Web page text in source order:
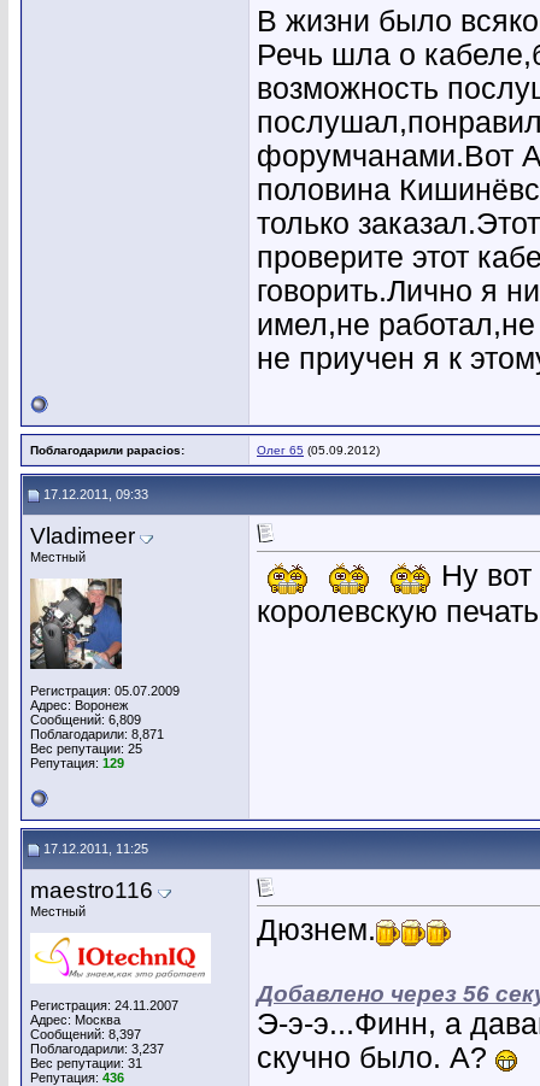
В жизни было
Речь шла о
возможность
форумчанами.Вот
половина
только
проверите этот
говорить.Лично я
имел,не
не приучен я к
Поблагодарили papacios: Олег 65 (05.09.2012)
17.12.2011, 09:33
Vladimeer
Местный
Регистрация: 05.07.2009
Адрес: Воронеж
Сообщений: 6,809
Поблагодарили: 8,871
Вес репутации: 25
Репутация: 129
Ну
королевскую
17.12.2011, 11:25
maestro116
Местный
Регистрация: 24.11.2007
Адрес: Москва
Сообщений: 8,397
Поблагодарили: 3,237
Вес репутации: 31
Репутация: 436
Дюзнем.
Добавлено через 56
Э-э-э...Финн, а
скучно было. А?